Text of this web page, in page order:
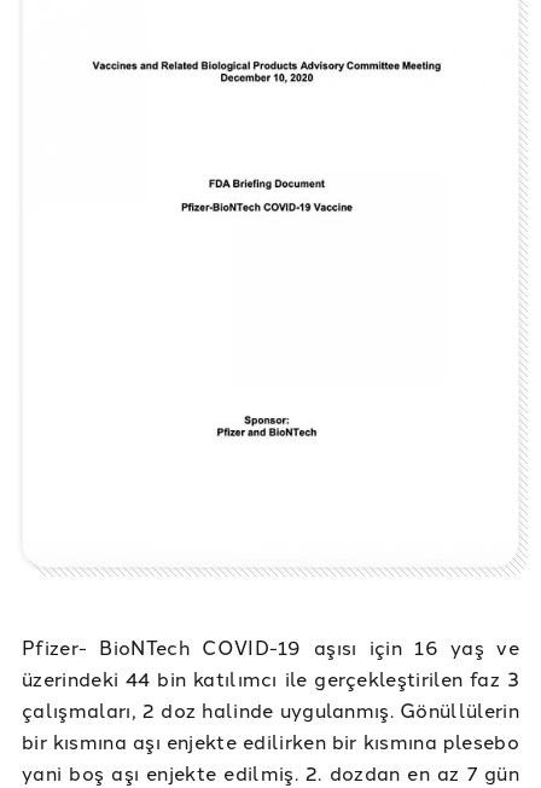
Pfizer- BioNTech COVID-19 aşısı için 16 yaş ve
üzerindeki 44 bin katılımcı ile gerçekleştirilen faz 3
çalışmaları, 2 doz halinde uygulanmış. Gönüllülerin
bir kısmına aşı enjekte edilirken bir kısmına plesebo
yani boş aşı enjekte edilmiş. 2. dozdan en az 7 gün